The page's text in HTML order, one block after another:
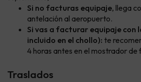
Si no facturas equipaje, llega
antelación al aeropuerto.
Si vas a facturar equipaje con
incluido en el chollo): te
4 horas antes en el mostrador de
Traslados